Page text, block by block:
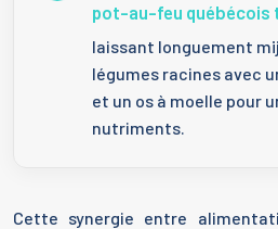
pot-au-feu québécois
laissant longuement
légumes racines avec
et un os à moelle pour
nutriments.
Cette synergie entre